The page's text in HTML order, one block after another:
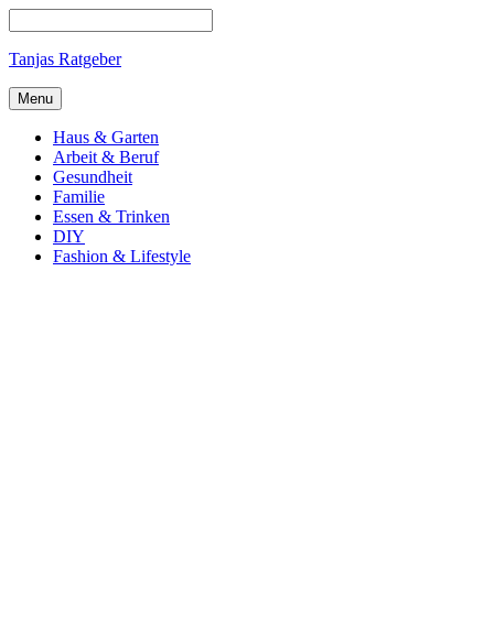
Tanjas Ratgeber
Menu
Haus & Garten
Arbeit & Beruf
Gesundheit
Familie
Essen & Trinken
DIY
Fashion & Lifestyle